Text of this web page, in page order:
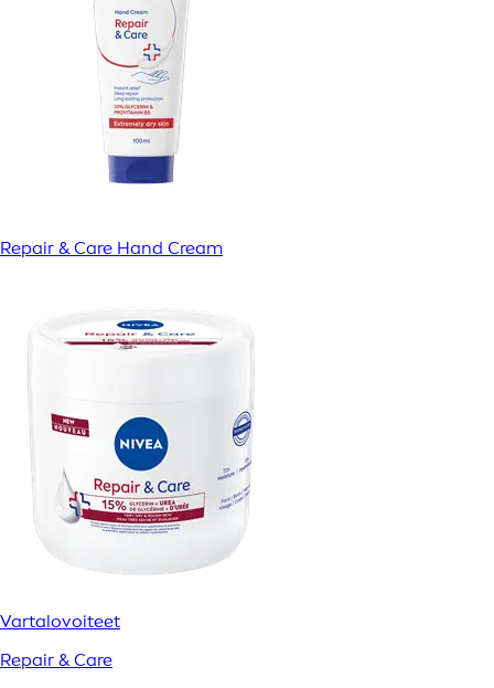
Repair & Care Hand Cream
Vartalovoiteet
Repair & Care